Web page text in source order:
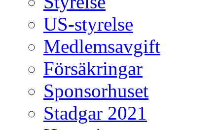
US-styrelse
Medlemsavgift
Försäkringar
Sponsorhuset
Stadgar 2021